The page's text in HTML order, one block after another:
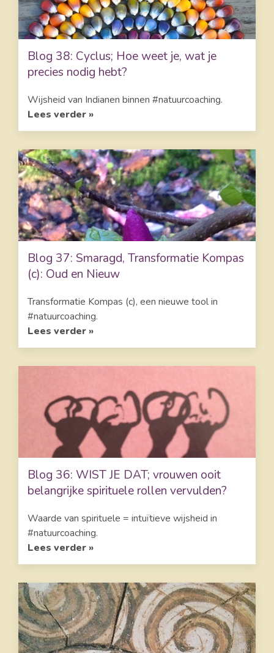
Blog 38: Cyclus; Hoe weet je, wat je
precies nodig hebt?
Wijsheid van Indianen binnen #natuurcoaching.
Lees verder »
Blog 37: Smaragd, Transformatie Kompas
(c): Oud en Nieuw
Transformatie Kompas (c), een nieuwe tool in
#natuurcoaching.
Lees verder »
Blog 36: WIST JE DAT; vrouwen ooit
belangrijke spirituele rollen vervulden?
Waarde van spirituele = intuïtieve wijsheid in
#natuurcoaching.
Lees verder »